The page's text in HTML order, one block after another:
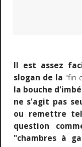
Il est assez
slogan de la "fin
la bouche
ne s'agit pas
ou remettre
question
"chambres à